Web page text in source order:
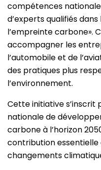
compétences
d’experts qualifiés
l’empreinte carbone».
accompagner les
l’automobile et de
des pratiques plus
l’environnement.
Cette initiative
nationale de
carbone à l’horizon
contribution
changements